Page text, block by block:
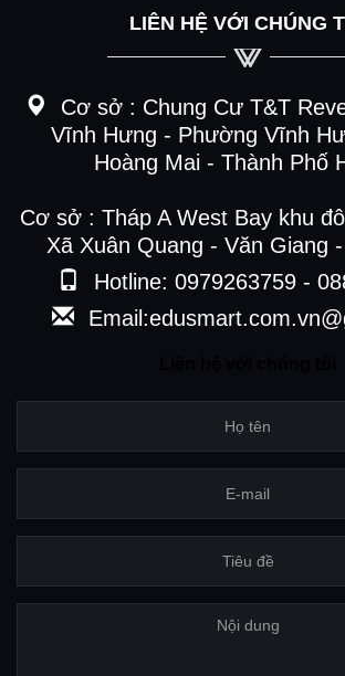
LIÊN HỆ VỚI CHÚNG
Cơ sở : Chung Cư T&T
Vĩnh Hưng - Phường Vĩnh
Hoàng Mai - Thành Phố
Cơ sở : Tháp A West Bay khu
Xã Xuân Quang - Văn Giang
Hotline: 0979263759 -